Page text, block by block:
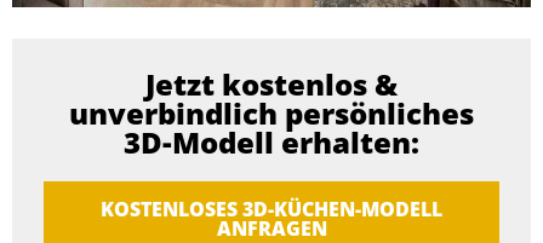
Jetzt kostenlos &
unverbindlich persönliches
3D-Modell erhalten:
KOSTENLOSES 3D-KÜCHEN-MODELL
ANFRAGEN